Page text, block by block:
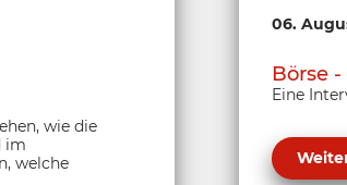
wie die
im
welche
06.
Börse
Eine